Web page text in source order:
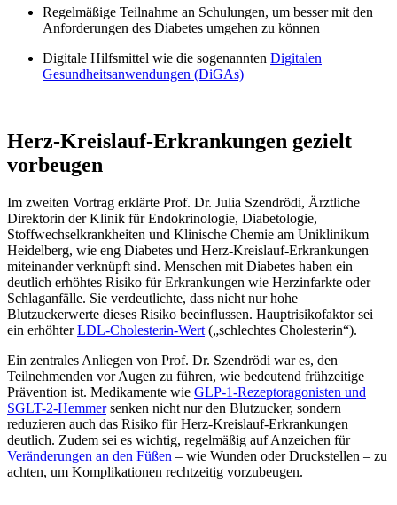
Regelmäßige Teilnahme an Schulungen, um besser mit den
Anforderungen des Diabetes umgehen zu können
Digitale Hilfsmittel wie die sogenannten Digitalen
Gesundheitsanwendungen (DiGAs)
Herz-Kreislauf-Erkrankungen gezielt
vorbeugen
Im zweiten Vortrag erklärte Prof. Dr. Julia Szendrödi, Ärztliche
Direktorin der Klinik für Endokrinologie, Diabetologie,
Stoffwechselkrankheiten und Klinische Chemie am Uniklinikum
Heidelberg, wie eng Diabetes und Herz-Kreislauf-Erkrankungen
miteinander verknüpft sind. Menschen mit Diabetes haben ein
deutlich erhöhtes Risiko für Erkrankungen wie Herzinfarkte oder
Schlaganfälle. Sie verdeutlichte, dass nicht nur hohe
Blutzuckerwerte dieses Risiko beeinflussen. Hauptrisikofaktor sei
ein erhöhterLDL-Cholesterin-Wert („schlechtes Cholesterin“).
Ein zentrales Anliegen von Prof. Dr. Szendrödi war es, den
Teilnehmenden vor Augen zu führen, wie bedeutend frühzeitige
Prävention ist. Medikamente wie GLP-1-Rezeptoragonisten und
SGLT-2-Hemmersenken nicht nur den Blutzucker, sondern
reduzieren auch das Risiko für Herz-Kreislauf-Erkrankungen
deutlich. Zudem sei es wichtig, regelmäßig auf Anzeichen für
Veränderungen an den Füßen – wie Wunden oder Druckstellen – zu
achten, um Komplikationen rechtzeitig vorzubeugen.